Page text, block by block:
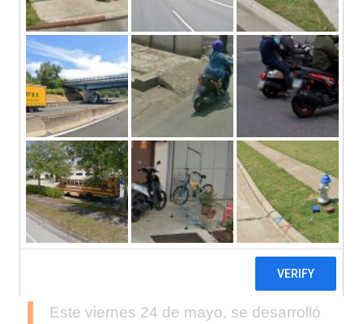
Córdoba nos reunimos
para conversar sobre el
retroceso de derechos
Este viernes 24 de mayo, se desarrolló